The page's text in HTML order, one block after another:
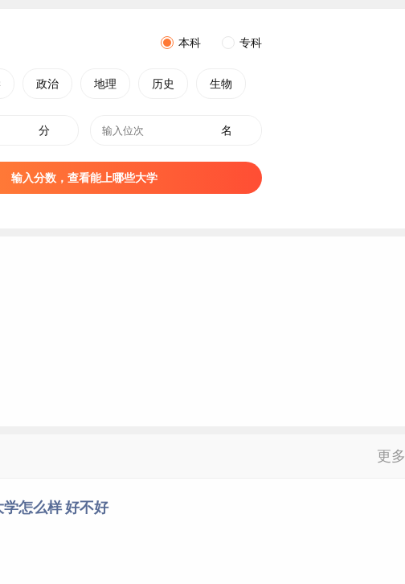
本科 专科
政治 地理 历史 生物
分 名
输入分数，查看能上哪些大学
更多
怎么样 好不好